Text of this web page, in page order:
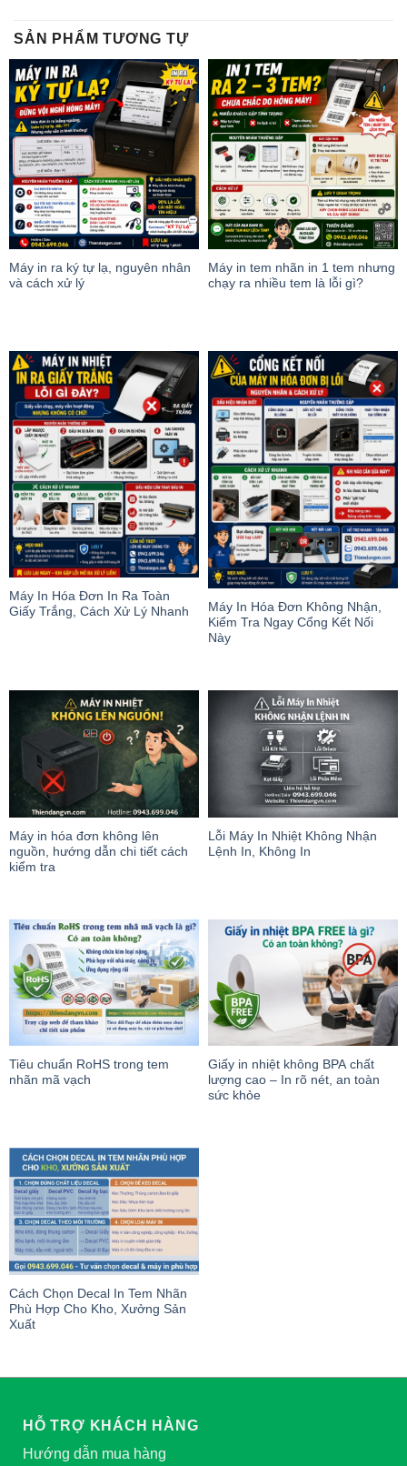
SẢN PHẨM TƯƠNG TỰ
Máy in ra ký tự lạ, nguyên nhân
và cách xử lý
Máy in tem nhãn in 1 tem nhưng
chạy ra nhiều tem là lỗi gì?
Máy In Hóa Đơn In Ra Toàn
Giấy Trắng, Cách Xử Lý Nhanh
Máy In Hóa Đơn Không Nhận,
Kiểm Tra Ngay Cổng Kết Nối
Này
Máy in hóa đơn không lên
nguồn, hướng dẫn chi tiết cách
kiểm tra
Lỗi Máy In Nhiệt Không Nhận
Lệnh In, Không In
Tiêu chuẩn RoHS trong tem
nhãn mã vạch
Giấy in nhiệt không BPA chất
lượng cao – In rõ nét, an toàn
sức khỏe
Cách Chọn Decal In Tem Nhãn
Phù Hợp Cho Kho, Xưởng Sản
Xuất
HỖ TRỢ KHÁCH HÀNG
Hướng dẫn mua hàng